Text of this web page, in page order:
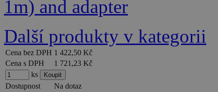
Další produkty v kategorii
Cena bez DPH 1 422,50 Kč
Cena s DPH
1 721,23 Kč
ks
Dostupnost
Na dotaz